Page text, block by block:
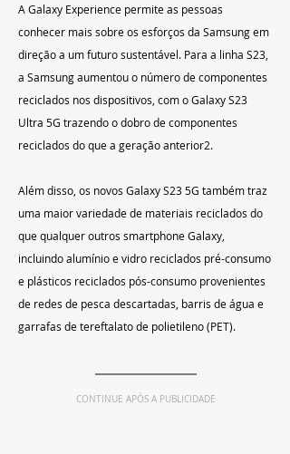
A Galaxy Experience permite as pessoas
conhecer mais sobre os esforços da Samsung em
direção a um futuro sustentável. Para a linha S23,
a Samsung aumentou o número de componentes
reciclados nos dispositivos, com o Galaxy S23
Ultra 5G trazendo o dobro de componentes
reciclados do que a geração anterior2.
Além disso, os novos Galaxy S23 5G também traz
uma maior variedade de materiais reciclados do
que qualquer outros smartphone Galaxy,
incluindo alumínio e vidro reciclados pré-consumo
e plásticos reciclados pós-consumo provenientes
de redes de pesca descartadas, barris de água e
garrafas de tereftalato de polietileno (PET).
CONTINUE APÓS A PUBLICIDADE